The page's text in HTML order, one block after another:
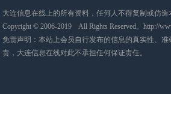
大连信息在线上的所有资料，任何人不得复制或仿
Copyright © 2006-2019 All Rights Reserved。http://
免责声明：本站上会员自行发布的信息的真实性、
责，大连信息在线对此不承担任何保证责任。